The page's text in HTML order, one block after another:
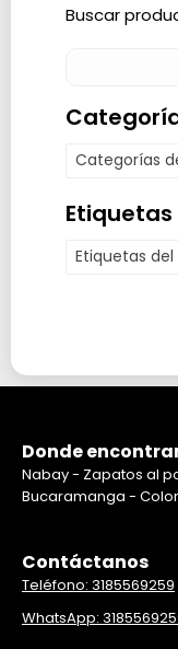
Buscar
Categorías
Etiquetas
Donde
Nabay - Zapatos al
Bucaramanga -
Contáctanos
Teléfono: 3185569259
WhatsApp: